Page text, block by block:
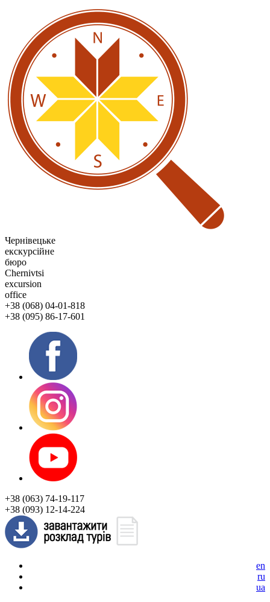
Чернівецьке
екскурсійне
бюро
Chernivtsi
excursion
office
+38 (068) 04-01-818
+38 (095) 86-17-601
+38 (063) 74-19-117
+38 (093) 12-14-224
en
ru
ua